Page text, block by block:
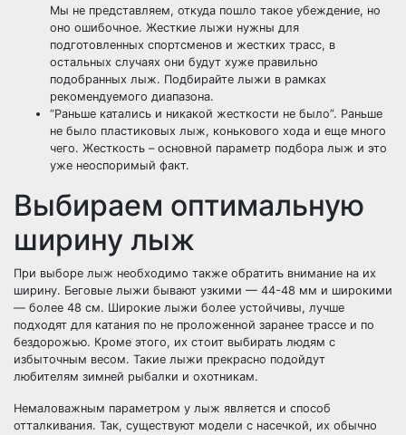
Мы не представляем, откуда пошло такое убеждение, но
оно ошибочное. Жесткие лыжи нужны для
подготовленных спортсменов и жестких трасс, в
остальных случаях они будут хуже правильно
подобранных лыж. Подбирайте лыжи в рамках
рекомендуемого диапазона.
“Раньше катались и никакой жесткости не было”. Раньше
не было пластиковых лыж, конькового хода и еще много
чего. Жесткость – основной параметр подбора лыж и это
уже неоспоримый факт.
Выбираем оптимальную
ширину лыж
При выборе лыж необходимо также обратить внимание на их
ширину. Беговые лыжи бывают узкими — 44-48 мм и широкими
— более 48 см. Широкие лыжи более устойчивы, лучше
подходят для катания по не проложенной заранее трассе и по
бездорожью. Кроме этого, их стоит выбирать людям с
избыточным весом. Такие лыжи прекрасно подойдут
любителям зимней рыбалки и охотникам.
Немаловажным параметром у лыж является и способ
отталкивания. Так, существуют модели с насечкой, их обычно